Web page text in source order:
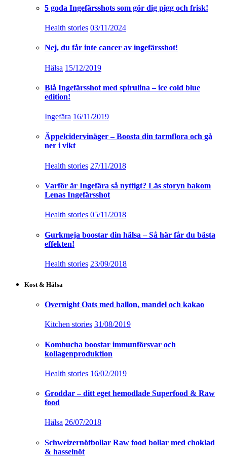
5 goda Ingefärsshots som gör dig pigg och frisk!
Health stories 03/11/2024
Nej, du får inte cancer av ingefärsshot!
Hälsa 15/12/2019
Blå Ingefärsshot med spirulina – ice cold blue
edition!
Ingefära 16/11/2019
Äppelcidervinäger – Boosta din tarmflora och gå
ner i vikt
Health stories 27/11/2018
Varför är Ingefära så nyttigt? Läs storyn bakom
Lenas Ingefärsshot
Health stories 05/11/2018
Gurkmeja boostar din hälsa – Så här får du bästa
effekten!
Health stories 23/09/2018
Kost & Hälsa
Overnight Oats med hallon, mandel och kakao
Kitchen stories 31/08/2019
Kombucha boostar immunförsvar och
kollagenproduktion
Health stories 16/02/2019
Groddar – ditt eget hemodlade Superfood & Raw
food
Hälsa 26/07/2018
Schweizernötbollar Raw food bollar med choklad
& hasselnöt